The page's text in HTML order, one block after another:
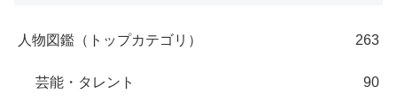
人物図鑑（トップカテゴリ） 263
芸能・タレント 90